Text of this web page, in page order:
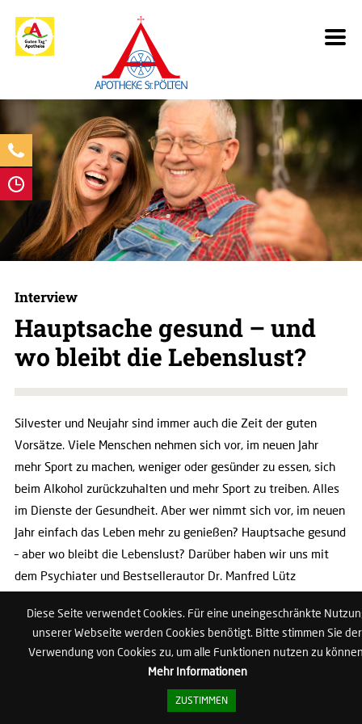
Diese Seite verwendet Cookies. Für eine uneingeschränkte
unserer Webseite werden Cookies benötigt. Bitte stimmen Sie der
Verwendung von Cookies zu, um alle Funktionen nutzen zu
Mehr Informationen
ZUSTIMMEN
Interview
Hauptsache gesund – und
wo bleibt die Lebenslust?
Silvester und Neujahr sind immer auch die Zeit der guten
Vorsätze. Viele Menschen nehmen sich vor, im neuen Jahr
mehr Sport zu machen, weniger oder gesünder zu essen, sich
beim Alkohol zurückzuhalten und mehr Sport zu treiben. Alles
im Dienste der Gesundheit. Aber wer nimmt sich vor, im neuen
Jahr einfach das Leben mehr zu genießen? Hauptsache gesund
– aber wo bleibt die Lebenslust? Darüber haben wir uns mit
dem Psychiater und Bestsellerautor Dr. Manfred Lütz
Herr Dr. Lütz, viele Menschen gehen jetzt wieder mit guten
Vorsätzen ins neue Jahr. Die meisten wollen mehr für die
etc. Aber wer nimmt sich vor, sein Leben mehr zu genießen?